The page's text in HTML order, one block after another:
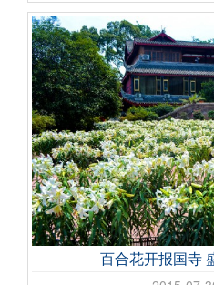
百合花开报国寺